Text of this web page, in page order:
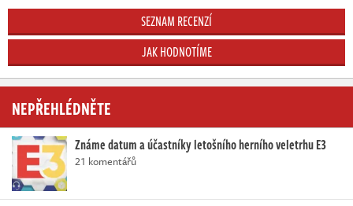
SEZNAM RECENZÍ
JAK HODNOTÍME
NEPŘEHLÉDNĚTE
Známe datum a účastníky letošního herního veletrhu E3
21 komentářů